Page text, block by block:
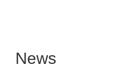
News